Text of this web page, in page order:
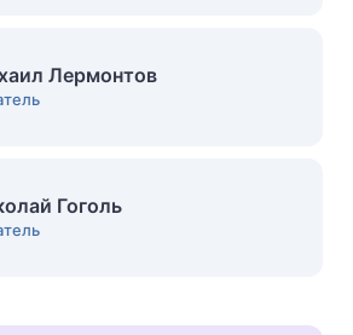
Лермонтов
Гоголь